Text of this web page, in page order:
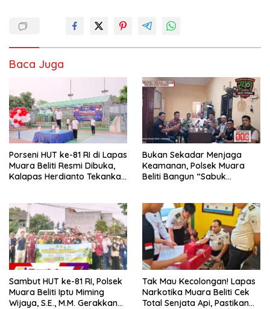
Baca Juga
Porseni HUT ke-81 RI di Lapas
Muara Beliti Resmi Dibuka,
Kalapas Herdianto Tekankan
Bukan Sekadar Menjaga
Keamanan, Polsek Muara
Beliti Bangun “Sabuk
Sambut HUT ke-81 RI, Polsek
Muara Beliti Iptu Miming
Wijaya, S.E., M.M. Gerakkan
Tak Mau Kecolongan! Lapas
Narkotika Muara Beliti Cek
Total Senjata Api, Pastikan